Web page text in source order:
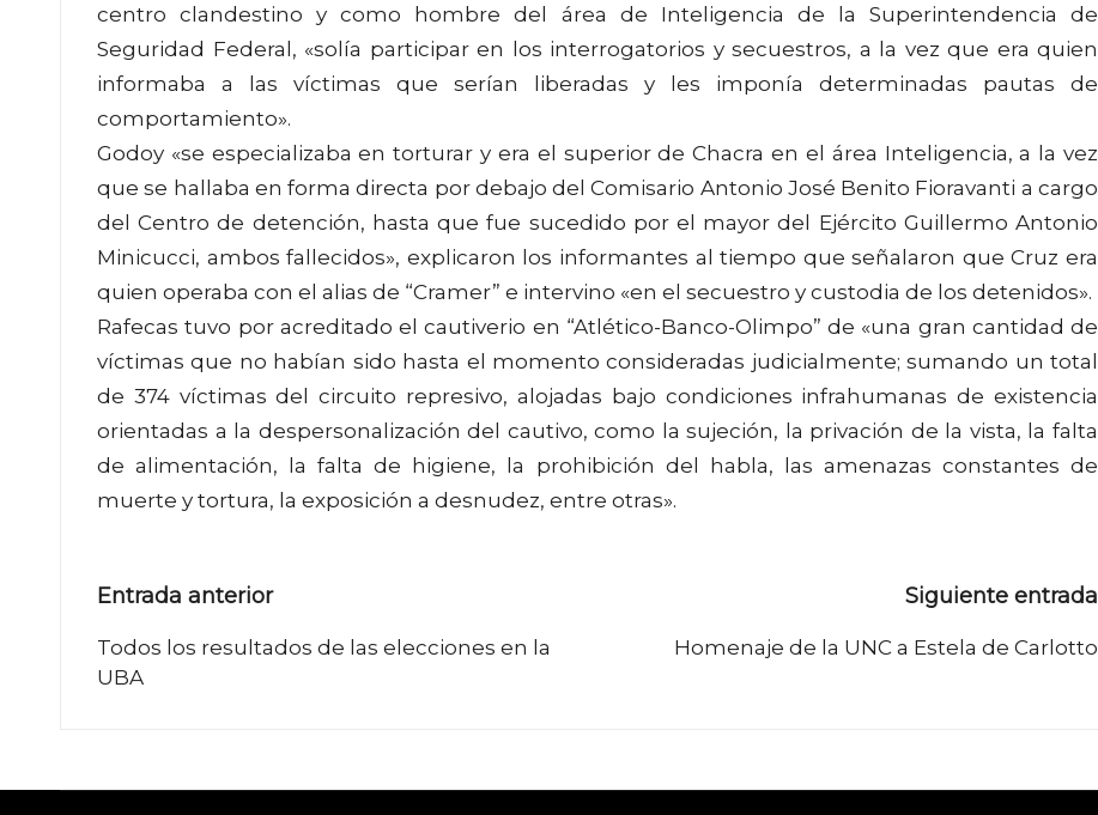
centro clandestino y como hombre del área de Inteligencia de la Superintendencia de
Seguridad Federal, «solía participar en los interrogatorios y secuestros, a la vez que era quien
informaba a las víctimas que serían liberadas y les imponía determinadas pautas de
comportamiento».
Godoy «se especializaba en torturar y era el superior de Chacra en el área Inteligencia, a la vez
que se hallaba en forma directa por debajo del Comisario Antonio José Benito Fioravanti a cargo
del Centro de detención, hasta que fue sucedido por el mayor del Ejército Guillermo Antonio
Minicucci, ambos fallecidos», explicaron los informantes al tiempo que señalaron que Cruz era
quien operaba con el alias de “Cramer” e intervino «en el secuestro y custodia de los detenidos».
Rafecas tuvo por acreditado el cautiverio en “Atlético-Banco-Olimpo” de «una gran cantidad de
víctimas que no habían sido hasta el momento consideradas judicialmente; sumando un total
de 374 víctimas del circuito represivo, alojadas bajo condiciones infrahumanas de existencia
orientadas a la despersonalización del cautivo, como la sujeción, la privación de la vista, la falta
de alimentación, la falta de higiene, la prohibición del habla, las amenazas constantes de
muerte y tortura, la exposición a desnudez, entre otras».
Navegación
de
Entrada anterior
Todos los resultados de las elecciones en la
UBA
Siguiente entrada
Homenaje de la UNC a Estela de Carlotto